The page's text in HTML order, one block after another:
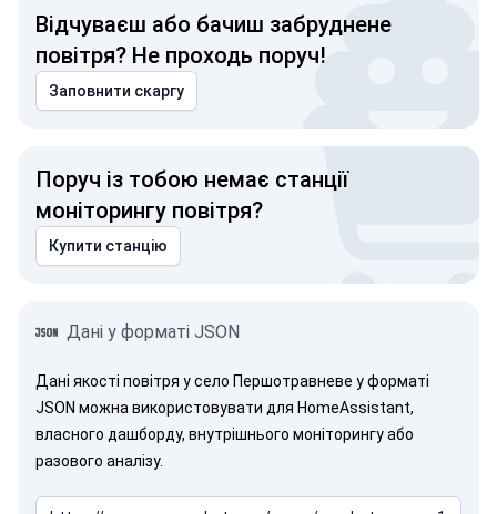
Відчуваєш або бачиш забруднене
повітря? Не проходь поруч!
Заповнити скаргу
Поруч із тобою немає станції
моніторингу повітря?
Купити станцію
Дані у форматі JSON
Дані якості повітря у село Першотравневе у форматі
JSON можна використовувати для HomeAssistant,
власного дашборду, внутрішнього моніторингу або
разового аналізу.